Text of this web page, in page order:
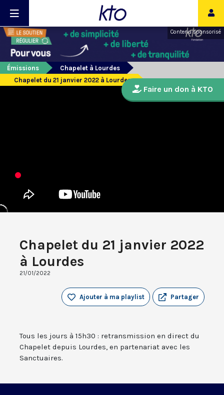
Contenu sponsorisé
Émissions
Chapelet à Lourdes
Chapelet du 21 janvier 2022 à Lourdes
Chapelet du 21 janvier 2022
à Lourdes
21/01/2022
Partager
Ajouter à ma playlist
Tous les jours à 15h30 : retransmission en direct du
Chapelet depuis Lourdes, en partenariat avec les
Sanctuaires.
Faire un don à KTO